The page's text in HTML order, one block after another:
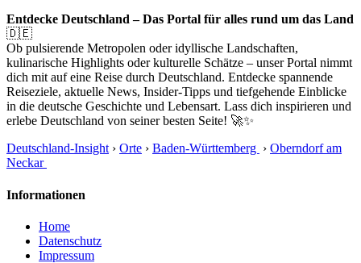
Entdecke Deutschland – Das Portal für alles rund um das Land
🇩🇪
Ob pulsierende Metropolen oder idyllische Landschaften,
kulinarische Highlights oder kulturelle Schätze – unser Portal nimmt
dich mit auf eine Reise durch Deutschland. Entdecke spannende
Reiseziele, aktuelle News, Insider-Tipps und tiefgehende Einblicke
in die deutsche Geschichte und Lebensart. Lass dich inspirieren und
erlebe Deutschland von seiner besten Seite! 🚀✨
Deutschland-Insight › Orte › Baden-Württemberg › Oberndorf am
Neckar
Informationen
Home
Datenschutz
Impressum